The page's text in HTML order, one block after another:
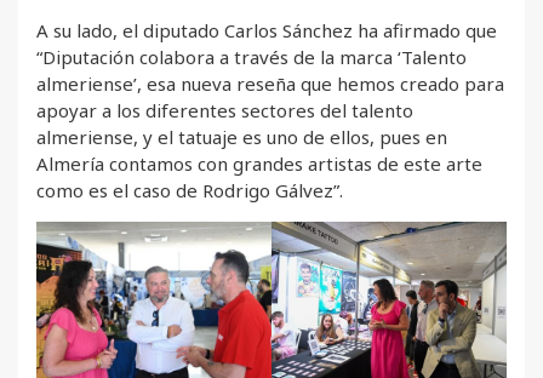
A su lado, el diputado Carlos Sánchez ha afirmado que
“Diputación colabora a través de la marca ‘Talento
almeriense’, esa nueva reseña que hemos creado para
apoyar a los diferentes sectores del talento
almeriense, y el tatuaje es uno de ellos, pues en
Almería contamos con grandes artistas de este arte
como es el caso de Rodrigo Gálvez”.